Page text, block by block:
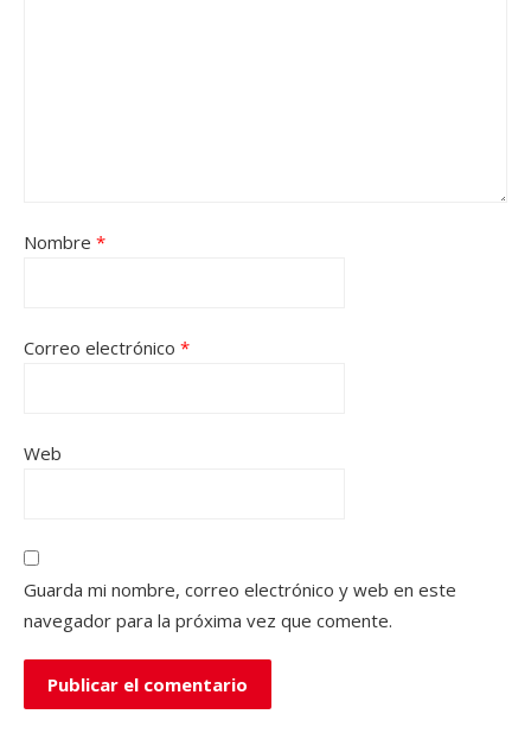
Nombre *
Correo electrónico *
Web
Guarda mi nombre, correo electrónico y web en este
navegador para la próxima vez que comente.